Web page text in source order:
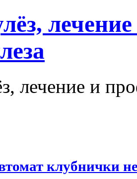
лечение и
клубнички